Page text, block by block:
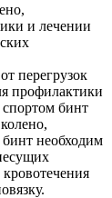
и лечении
перегрузок
профилактики
бинт
необходим
кровотечения